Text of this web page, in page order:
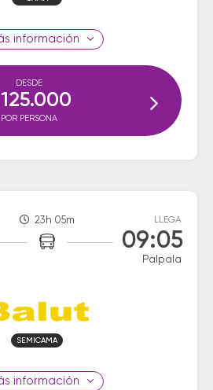
información
DESDE
125.000
POR PERSONA
23h 05m LLEGA
09:05
Palpala
SEMICAMA
información